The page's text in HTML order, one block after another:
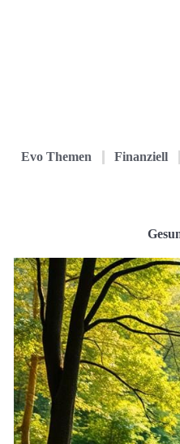
Evo Themen Finanziell